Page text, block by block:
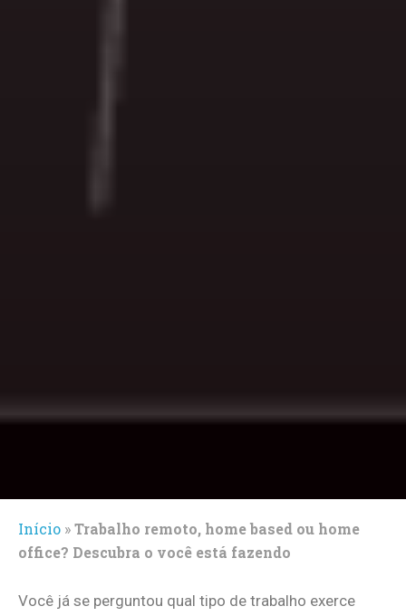
Início »Trabalho remoto, home based ou home
office? Descubra o você está fazendo
Você já se perguntou qual tipo de trabalho exerce